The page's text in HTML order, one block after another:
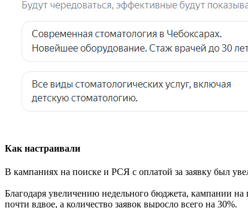
Как настраивали
В кампаниях на поиске и РСЯ с оплатой за заявку был
Благодаря увеличению недельного бюджета, кампании на
почти вдвое, а количество заявок выросло всего на 30%.